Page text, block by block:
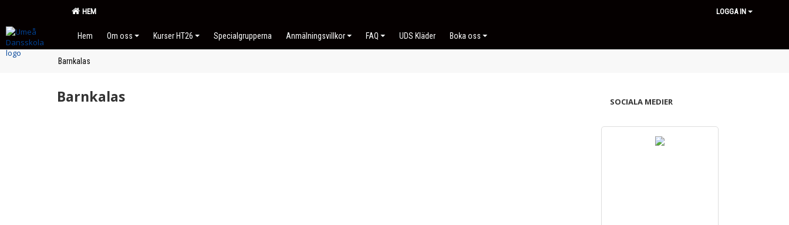
HEM LOGGA IN
Hem Om oss Kurser HT26 Specialgrupperna Anmälningsvillkor FAQ UDS Kläder Boka oss
Barnkalas
Barnkalas SOCIALA MEDIER